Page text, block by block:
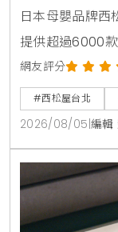
日本母嬰品牌西
提供超過6000
褲型紙尿褲、包
館消費禮與指定
兒購物指南。
網友評分
#西松屋台北
2026/08/05 編輯